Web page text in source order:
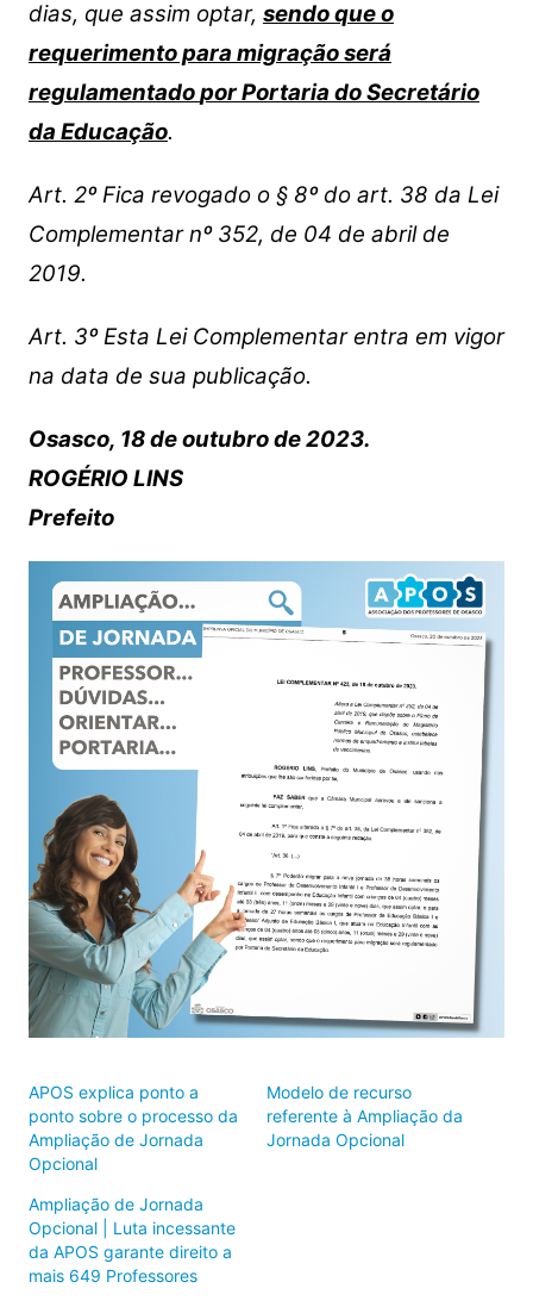
dias, que assim optar, sendo que o
requerimento para migração será
regulamentadopor Portaria do Secretário
da Educação.
Art. 2º Fica revogado o § 8º do art. 38 da Lei
Complementar nº 352, de 04 de abril de
2019.
Art. 3º Esta Lei Complementar entra em vigor
na data de sua publicação.
Osasco, 18 de outubro de 2023.
ROGÉRIO LINS
Prefeito
APOS explica ponto a
ponto sobre o processo da
Ampliação de Jornada
Opcional
Modelo de recurso
referente à Ampliação da
Jornada Opcional
Ampliação de Jornada
Opcional | Luta incessante
da APOS garante direito a
mais 649 Professores